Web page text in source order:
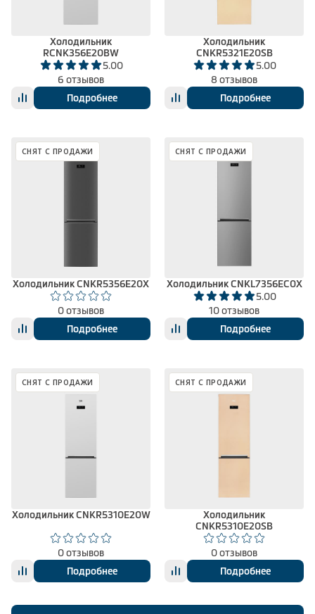
Холодильник
RCNK356E20BW
5.00
6 отзывов
Подробнее
Холодильник
CNKR5321E20SB
5.00
8 отзывов
Подробнее
СНЯТ С ПРОДАЖИ
Холодильник CNKR5356E20X
0 отзывов
Подробнее
СНЯТ С ПРОДАЖИ
Холодильник CNKL7356EC0X
5.00
10 отзывов
Подробнее
СНЯТ С ПРОДАЖИ
Холодильник CNKR5310E20W
0 отзывов
Подробнее
СНЯТ С ПРОДАЖИ
Холодильник
CNKR5310E20SB
0 отзывов
Подробнее